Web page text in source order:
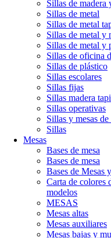
Sillas de madera
Sillas de metal
Sillas de metal
Sillas de metal y
Sillas de metal y
Sillas de oficina
Sillas de plástico
Sillas escolares
Sillas fijas
Sillas madera
Sillas operativas
Sillas y mesas de
Sillas
Mesas
Bases de mesa
Bases de mesa
Bases de Mesas
Carta de colores
modelos
MESAS
Mesas altas
Mesas auxiliares
Mesas bajas y